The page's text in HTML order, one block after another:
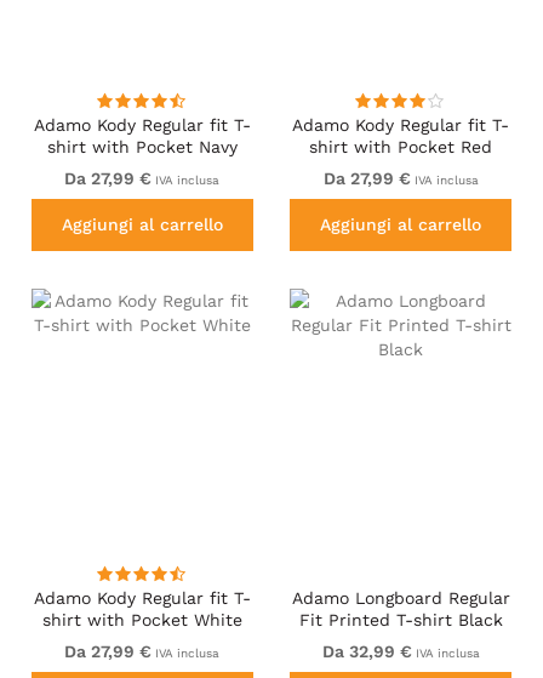
Adamo Kody Regular fit T-
shirt with Pocket Navy
Da 27,99 € IVA inclusa
Aggiungi al carrello
Adamo Kody Regular fit T-
shirt with Pocket Red
Da 27,99 € IVA inclusa
Aggiungi al carrello
Adamo Kody Regular fit T-
shirt with Pocket White
Da 27,99 € IVA inclusa
Adamo Longboard Regular
Fit Printed T-shirt Black
Da 32,99 € IVA inclusa